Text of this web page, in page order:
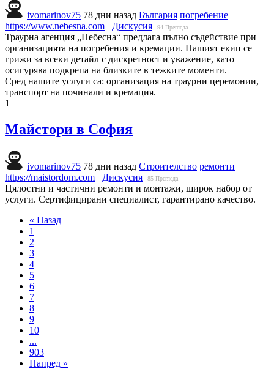
ivomarinov75 78 дни назад България погребение
https://www.nebesna.com
Дискусия 94 Прегледа
Траурна агенция „Небесна“ предлага пълно съдействие при
организацията на погребения и кремации. Нашият екип се
грижи за всеки детайл с дискретност и уважение, като
осигурява подкрепа на близките в тежките моменти.
Сред нашите услуги са: организация на траурни церемонии,
транспорт на починали и кремация.
1
Майстори в София
ivomarinov75 78 дни назад Строителство ремонти
https://maistordom.com
Дискусия 85 Прегледа
Цялостни и частични ремонти и монтажи, широк набор от
услуги. Сертифицирани специалист, гарантирано качество.
« Назад
1
2
3
4
5
6
7
8
9
10
...
903
Напред »